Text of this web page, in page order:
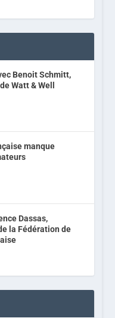
Benoit Schmitt,
Watt & Well
manque
Dassas,
la Fédération de